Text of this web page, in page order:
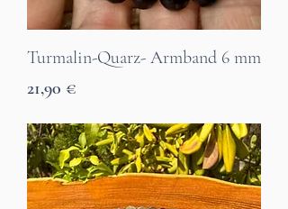
Turmalin-Quarz- Armband 6 mm
Preis
21,90 €